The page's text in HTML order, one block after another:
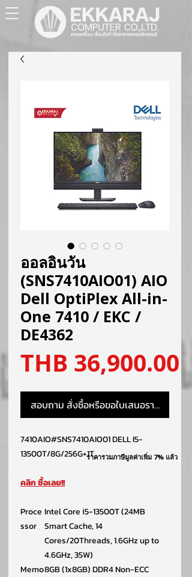
ออลอินวัน
(SNS7410AIO01) AIO
Dell OptiPlex All-in-
One 7410 / EKC /
DE4362
THB 36,900.00
สอบถาม สั่งซื้อหรือขอใบเสนอราคา
7410AIO#SNS7410AIO01 DELL I5-
13500T/8G/256G+1T
คลิก ซื้อเลย!!
Proce
ssor
Intel Core i5-13500T (24MB
Smart Cache, 14
Cores/20Threads, 1.6GHz up to
4.6GHz, 35W)
Memo8GB (1x8GB) DDR4 Non-ECC
ราคารวมภาษีมูลค่าเพิ่ม 7% แล้ว